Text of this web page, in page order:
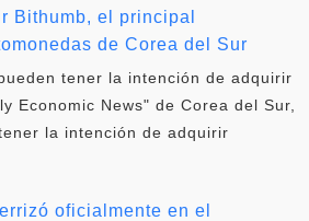
Bithumb, el principal
de Corea del Sur
tener la intención de adquirir
Economic News" de Corea del Sur,
la intención de adquirir
oficialmente en el